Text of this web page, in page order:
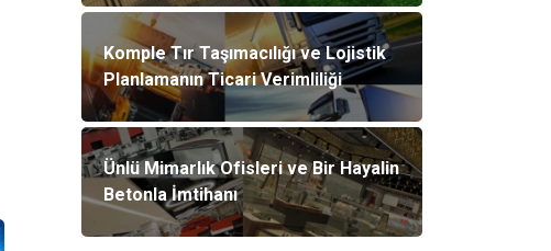
Komple Tır Taşımacılığı ve Lojistik
Planlamanın Ticari Verimliliği
Ünlü Mimarlık Ofisleri ve Bir Hayalin
Betonla İmtihanı